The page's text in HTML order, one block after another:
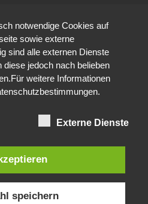
notwendige Cookies auf
sowie externe
sind alle externen Dienste
diese jedoch nach belieben
weitere Informationen
Externe Dienste
speichern